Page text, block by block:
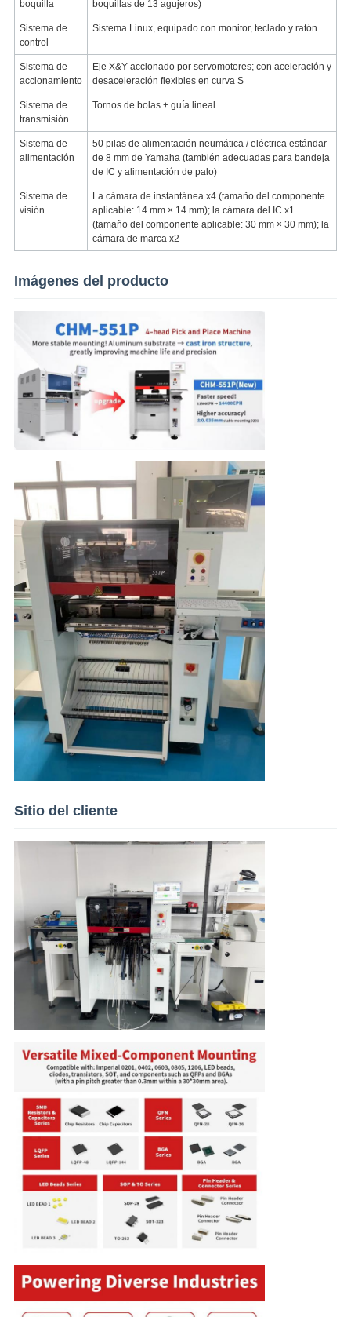
boquilla boquillas de 13 agujeros)
Sistema de
control
Sistema Linux, equipado con monitor, teclado y ratón
Sistema de
accionamiento
Eje X&Y accionado por servomotores; con aceleración y
desaceleración flexibles en curva S
Sistema de
transmisión
Tornos de bolas + guía lineal
Sistema de
alimentación
50 pilas de alimentación neumática / eléctrica estándar
de 8 mm de Yamaha (también adecuadas para bandeja
de IC y alimentación de palo)
Sistema de
visión
La cámara de instantánea x4 (tamaño del componente
aplicable: 14 mm × 14 mm); la cámara del IC x1
(tamaño del componente aplicable: 30 mm × 30 mm); la
cámara de marca x2
Imágenes del producto
Sitio del cliente